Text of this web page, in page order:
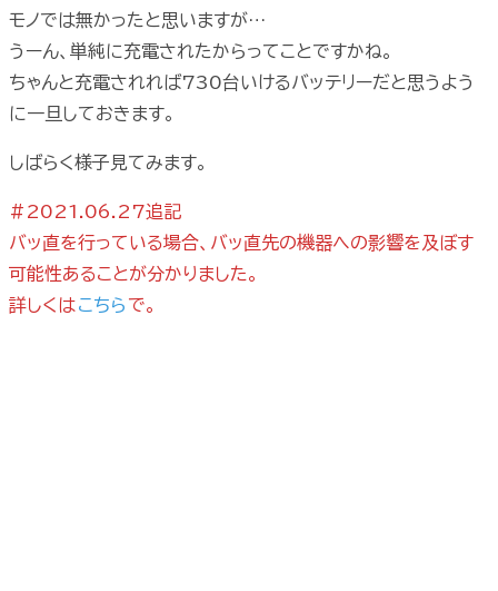
モノでは無かったと思いますが…
うーん、単純に充電されたからってことですかね。
ちゃんと充電されれば730台いけるバッテリーだと思うよう
に一旦しておきます。
しばらく様子見てみます。
#2021.06.27追記
バッ直を行っている場合、バッ直先の機器への影響を及ぼす
可能性あることが分かりました。
詳しくはこちら で。